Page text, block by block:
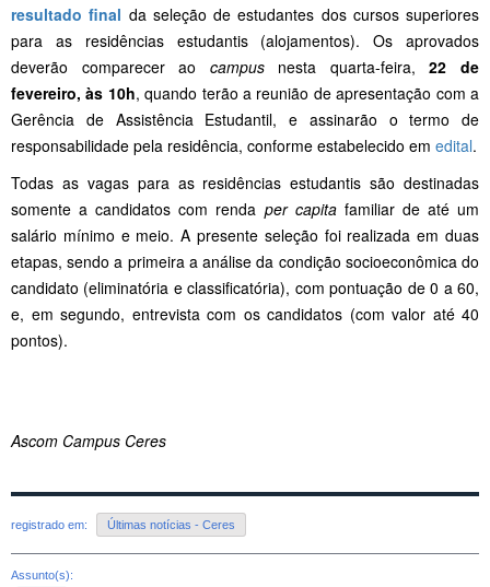
resultado final da seleção de estudantes dos cursos superiores
para as residências estudantis (alojamentos). Os aprovados
deverão comparecer ao campusnesta quarta-feira,22 de
fevereiro, às 10h, quando terão a reunião de apresentação com a
Gerência de Assistência Estudantil, e assinarão o termo de
responsabilidade pela residência, conforme estabelecido em edital.
Todas as vagas para as residências estudantis são destinadas
somente a candidatos com renda per capitafamiliar de até um
salário mínimo e meio. A presente seleção foi realizada em duas
etapas, sendo a primeira a análise da condição socioeconômica do
candidato (eliminatória e classificatória), com pontuação de 0 a 60,
e, em segundo, entrevista com os candidatos (com valor até 40
pontos).
Ascom Campus Ceres
registrado em: Últimas notícias - Ceres
Assunto(s):